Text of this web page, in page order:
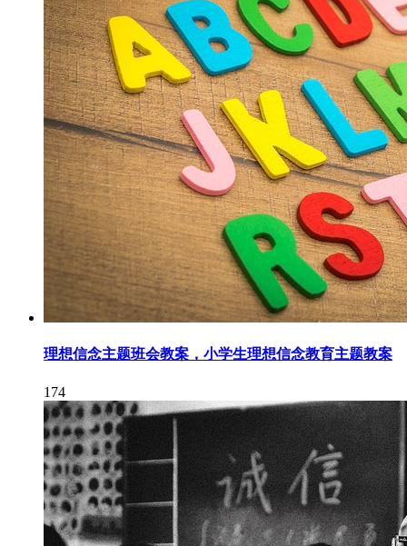
理想信念主题班会教案，小学生理想信念教育主题教案
174